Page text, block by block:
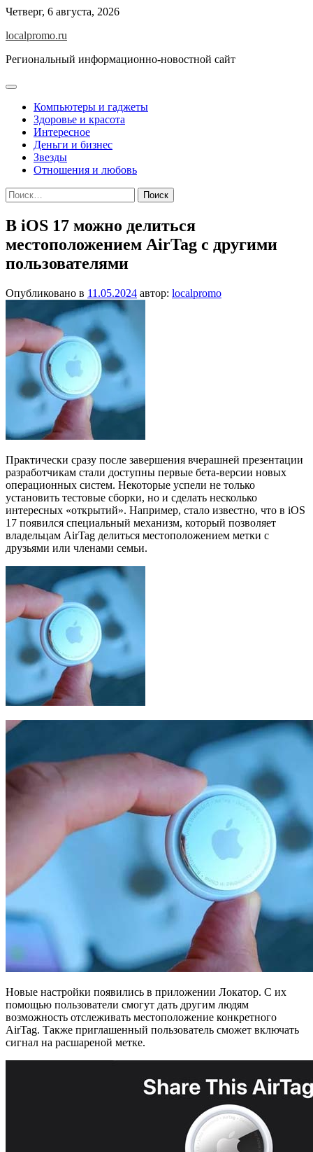
Перейти
содержимому
Четверг, 6 августа, 2026
localpromo.ru
Региональный информационно-новостной сайт
Компьютеры и гаджеты
Здоровье и красота
Интересное
Деньги и бизнес
Звезды
Отношения и любовь
Найти:
В iOS 17 можно делиться
местоположением AirTag с другими
пользователями
Опубликовано в 11.05.2024 автор: localpromo
Практически сразу после завершения вчерашней презентации
разработчикам стали доступны первые бета-версии новых
операционных систем. Некоторые успели не только
установить тестовые сборки, но и сделать несколько
интересных «открытий». Например, стало известно, что в iOS
17 появился специальный механизм, который позволяет
владельцам AirTag делиться местоположением метки с
друзьями или членами семьи.
Новые настройки появились в приложении Локатор. С их
помощью пользователи смогут дать другим людям
возможность отслеживать местоположение конкретного
AirTag. Также приглашенный пользователь сможет включать
сигнал на расшареной метке.